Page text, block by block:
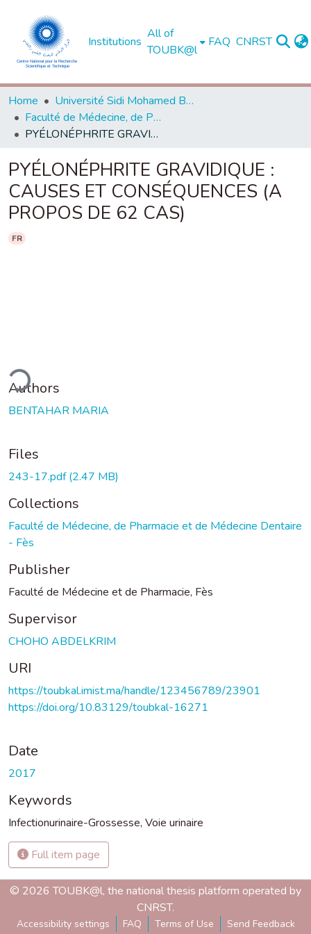
Institutions
All of
TOUBK@l
FAQ CNRST
Home
Université Sidi Mohamed Ben Abdellah de Fès
Faculté de Médecine, de Pharmacie et de Médecine Dentaire - Fès
PYÉLONÉPHRITE GRAVIDIQUE : CAUSES ET CONSÉQUENCES (A PROPOS DE 62 CAS)
PYÉLONÉPHRITE GRAVIDIQUE :
CAUSES ET CONSÉQUENCES (A
PROPOS DE 62 CAS)
FR
Authors
BENTAHAR MARIA
Files
243-17.pdf(2.47 MB)
Collections
Faculté de Médecine, de Pharmacie et de Médecine Dentaire
- Fès
Publisher
Faculté de Médecine et de Pharmacie, Fès
Supervisor
CHOHO ABDELKRIM
URI
https://toubkal.imist.ma/handle/123456789/23901
https://doi.org/10.83129/toubkal-16271
Date
2017
Keywords
Infectionurinaire-Grossesse, Voie urinaire
Full item page
© 2026 TOUBK@l, the national thesis platform operated by
CNRST.
Accessibility settings FAQ Terms of Use Send Feedback